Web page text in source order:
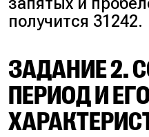
получится 31242.
ЗАДАНИЕ 2.
ПЕРИОД И ЕГО